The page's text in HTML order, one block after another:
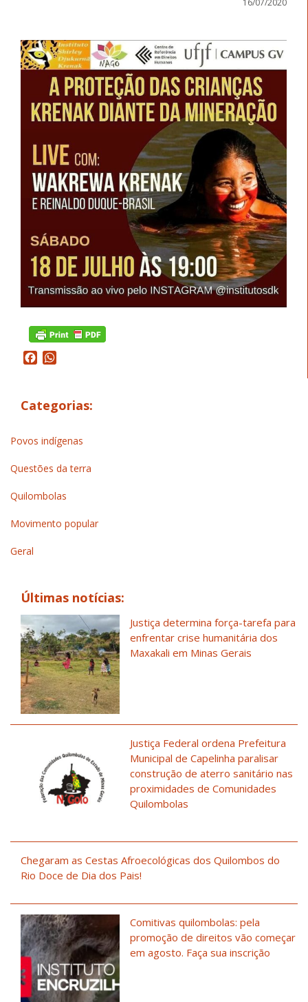
Facebook
Categorias:
Povos indígenas
Questões da terra
Quilombolas
Movimento popular
Geral
Últimas notícias:
Justiça determina força-tarefa para
enfrentar crise humanitária dos
Maxakali em Minas Gerais
Justiça Federal ordena Prefeitura
Municipal de Capelinha paralisar
construção de aterro sanitário nas
proximidades de Comunidades
Quilombolas
Chegaram as Cestas Afroecológicas dos Quilombos do
Rio Doce de Dia dos Pais!
Comitivas quilombolas: pela
promoção de direitos vão começar
em agosto. Faça sua inscrição